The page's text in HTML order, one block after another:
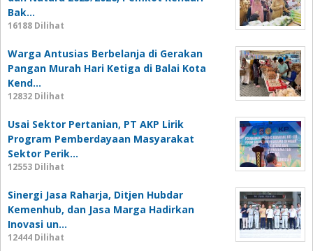
Bak…
16188 Dilihat
Warga Antusias Berbelanja di Gerakan
Pangan Murah Hari Ketiga di Balai Kota
Kend…
12832 Dilihat
Usai Sektor Pertanian, PT AKP Lirik
Program Pemberdayaan Masyarakat
Sektor Perik…
12553 Dilihat
Sinergi Jasa Raharja, Ditjen Hubdar
Kemenhub, dan Jasa Marga Hadirkan
Inovasi un…
12444 Dilihat